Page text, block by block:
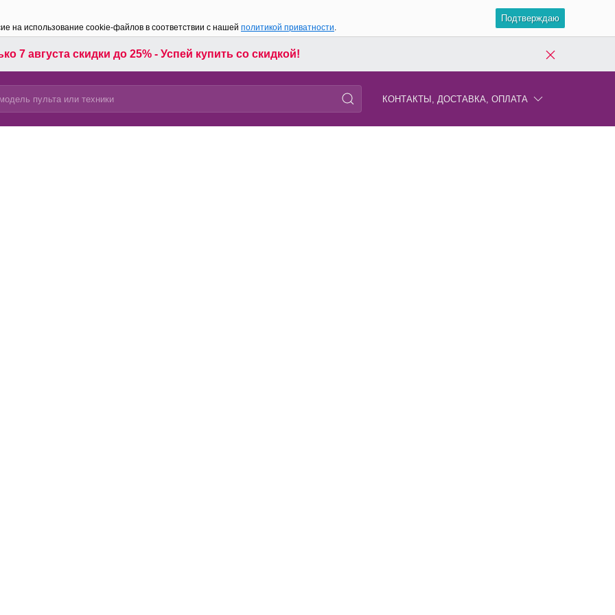
на использование cookie-файлов в соответствии с нашей политикой приватности.
Подтверждаю
7 августа скидки до 25% - Успей купить со скидкой!
КОНТАКТЫ, ДОСТАВКА, ОПЛАТА